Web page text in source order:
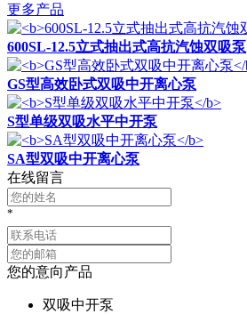
更多产品
600SL-12.5立式抽出式高抗汽蚀双吸泵
GS型高效卧式双吸中开离心泵
S型单级双吸水平中开泵
SA型双吸中开离心泵
在线留言
*
您的意向产品
双吸中开泵